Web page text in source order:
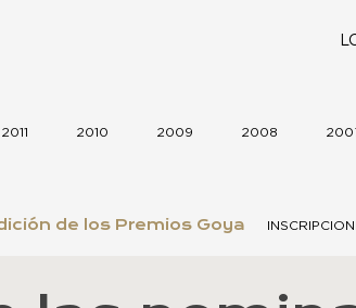
2011 2010 2009 2008
de los Premios Goya